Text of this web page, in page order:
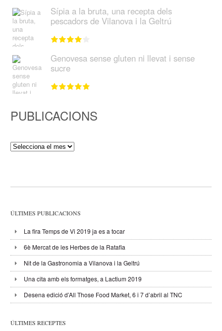
Sípia a la bruta, una recepta dels
pescadors de Vilanova i la Geltrú
Genovesa sense gluten ni llevat i sense
sucre
PUBLICACIONS
Publicacions
ÚLTIMES PUBLICACIONS
La fira Temps de Vi 2019 ja es a tocar
6è Mercat de les Herbes de la Ratafia
Nit de la Gastronomia a Vilanova i la Geltrú
Una cita amb els formatges, a Lactium 2019
Desena edició d’All Those Food Market, 6 i 7 d’abril al TNC
ÚLTIMES RECEPTES